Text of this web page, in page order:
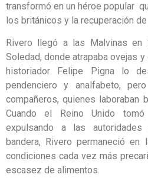
transformó en un héroe popular
los británicos y la recuperación
Rivero llegó a las Malvinas en
Soledad, donde atrapaba ovejas y
historiador Felipe Pigna lo
pendenciero y analfabeto,
compañeros, quienes laboraban
Cuando el Reino Unido
expulsando a las
bandera, Rivero permaneció
condiciones cada vez más
escasez de alimentos.